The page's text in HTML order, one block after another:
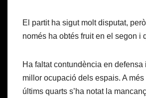
El partit ha sigut molt disputat,
només ha obtés fruit en el segon i
Ha faltat contundència en defensa
millor ocupació dels espais. A
últims quarts s’ha notat la